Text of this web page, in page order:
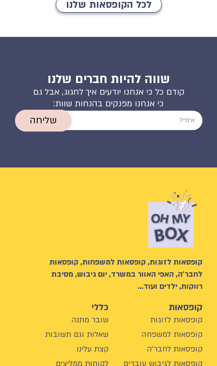
לכל הקופסאות שלנו
שווה להיות חברים שלנו
קודם כל כי אנחנו יודעים איך לחגוג, אבל גם
כי אנחנו מפנקים בהנחות שוות:
שליחה
קופסאות לזוגות, קופסאות למשפחות, קופסאות
לחבר’ה, האפי האוור במשרד, יום גיבוש, מסיבת
רווקות, ילדים ועוד…
קופסאות
קופסאות לזוגות
קופסאות למשפחה
קופסאות לחבר'ה
קופסאות לגיבוש עובדים
כללי
שובר מתנה
שאלות וגם תשובות
קצת עלינו
לקוחות ממליצים